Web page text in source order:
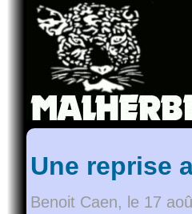
Une reprise
Benoit Caen, le 17